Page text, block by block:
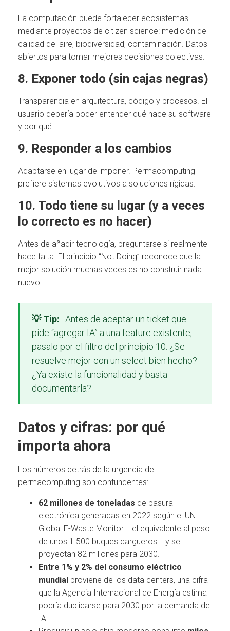
La computación puede fortalecer ecosistemas
mediante proyectos de citizen science: medición de
calidad del aire, biodiversidad, contaminación. Datos
abiertos para tomar mejores decisiones colectivas.
8. Exponer todo (sin cajas negras)
Transparencia en arquitectura, código y procesos. El
usuario debería poder entender qué hace su software
y por qué.
9. Responder a los cambios
Adaptarse en lugar de imponer. Permacomputing
prefiere sistemas evolutivos a soluciones rígidas.
10. Todo tiene su lugar (y a veces
lo correcto es no hacer)
Antes de añadir tecnología, preguntarse si realmente
hace falta. El principio “Not Doing” reconoce que la
mejor solución muchas veces es no construir nada
nuevo.
💡 Tip: Antes de aceptar un ticket que
pide “agregar IA” a una feature existente,
pasalo por el filtro del principio 10. ¿Se
resuelve mejor con un select bien hecho?
¿Ya existe la funcionalidad y basta
documentarla?
Datos y cifras: por qué
importa ahora
Los números detrás de la urgencia de
permacomputing son contundentes:
62 millones de toneladas de basura
electrónica generadas en 2022 según el UN
Global E-Waste Monitor —el equivalente al peso
de unos 1.500 buques cargueros— y se
proyectan 82 millones para 2030.
Entre 1% y 2% del consumo eléctrico
mundial proviene de los data centers, una cifra
que la Agencia Internacional de Energía estima
podría duplicarse para 2030 por la demanda de
IA.